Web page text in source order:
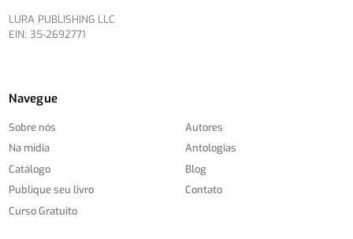
LURA PUBLISHING LLC
EIN: 35-2692771
Navegue
Sobre nós
Na mídia
Catálogo
Publique seu livro
Curso Gratuito
Autores
Antologias
Blog
Contato